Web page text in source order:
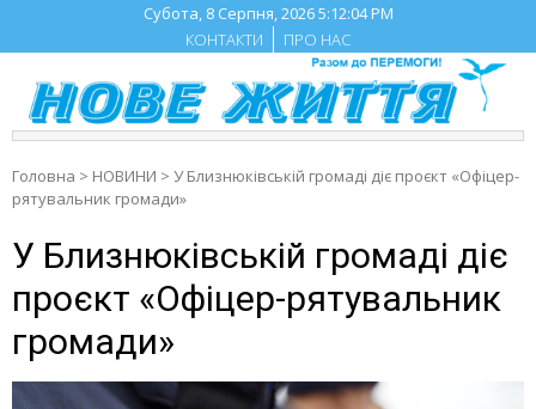
content
Субота, 8 Серпня, 20265:12:05 PM
КОНТАКТИ
ПРО НАС
Головна > НОВИНИ > У Близнюківській громаді діє проєкт «Офіцер-
рятувальник громади»
У Близнюківській громаді діє
проєкт «Офіцер-рятувальник
громади»